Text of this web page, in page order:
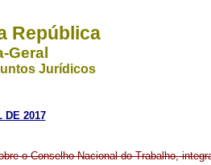
República
Geral
Jurídicos
DE 2017
o Conselho Nacional do Trabalho,